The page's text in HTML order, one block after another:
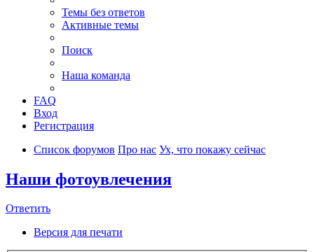
Темы без ответов
Активные темы
Поиск
Наша команда
FAQ
Вход
Регистрация
Список форумов Про нас Ух, что покажу сейчас
Наши фотоувлечения
Ответить
Версия для печати